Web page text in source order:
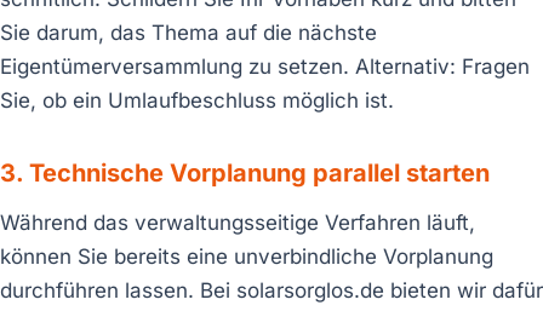
Sie darum, das Thema auf die nächste
Eigentümerversammlung zu setzen. Alternativ: Fragen
Sie, ob ein Umlaufbeschluss möglich ist.
3. Technische Vorplanung parallel starten
Während das verwaltungsseitige Verfahren läuft,
können Sie bereits eine unverbindliche Vorplanung
durchführen lassen. Bei solarsorglos.de bieten wir dafür